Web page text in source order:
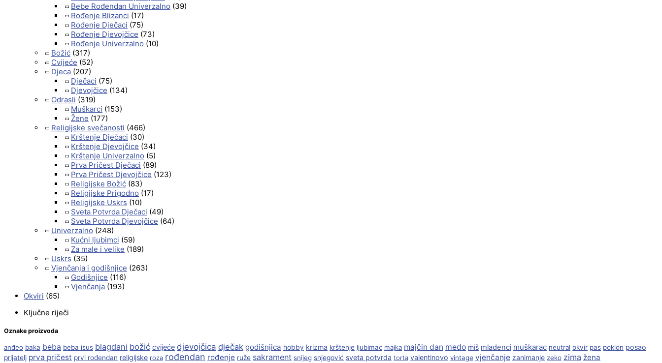
Bebe Rođendan Univerzalno (39)
Rođenje Blizanci (17)
Rođenje Dječaci (75)
Rođenje Djevojčice (73)
Rođenje Univerzalno (10)
Božić (317)
Cvijeće (52)
Djeca (207)
Dječaci (75)
Djevojčice (134)
Odrasli (319)
Muškarci (153)
Žene (177)
Religijske svečanosti (466)
Krštenje Dječaci (30)
Krštenje Djevojčice (34)
Krštenje Univerzalno (5)
Prva Pričest Dječaci (89)
Prva Pričest Djevojčice (123)
Religijske Božić (83)
Religijske Prigodno (17)
Religijske Uskrs (10)
Sveta Potvrda Dječaci (49)
Sveta Potvrda Djevojčice (64)
Univerzalno (248)
Kućni ljubimci (59)
Za male i velike (189)
Uskrs (35)
Vjenčanja i godišnjice (263)
Godišnjice (116)
Vjenčanja (193)
Okviri (65)
Ključne riječi
Oznake proizvoda
anđeo baka beba beba isus blagdani božić cvijeće djevojčica dječak godišnjica hobby krizma krštenje ljubimac majka majčin dan medo miš mladenci muškarac neutral okvir pas poklon posao
prijatelj prva pričest prvi rođendan religijske roza rođendan rođenje ruže sakrament snijeg snjegović sveta potvrda torta valentinovo vintage vjenčanje zanimanje zeko zima žena